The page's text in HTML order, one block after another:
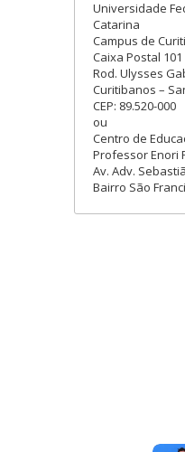
Universidade
Catarina
Campus de
Caixa Postal 101
Rod. Ulysses
Curitibanos –
CEP: 89.520-000
ou
Centro de
Professor Enori
Av. Adv.
Bairro São